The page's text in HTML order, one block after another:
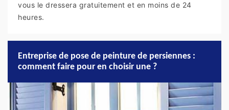
vous le dressera gratuitement et en moins de 24
heures.
Entreprise de pose de peinture de persiennes :
comment faire pour en choisir une ?